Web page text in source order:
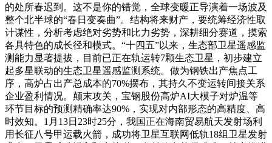
的处所春迟到。这不是你的错觉，全球变暖正导演着一场波及
整个北半球的“春日变奏曲”。结构将来财产，要统筹经济性取
计谋性，分析考虑绝对劣势和比力劣势，深耕细分赛道，摸索
各具特色的成长径和模式。“十四五”以来，生态部卫星遥感监
测能力显著提拔，目前已正在轨运转7颗生态卫星，初步建立
起多星联动的生态卫星遥感监测系统。做为钢铁出产焦点工
序，高炉占出产总成本的70%摆布，其持久不变运转间接关系
企业盈利情况。颠末攻关，宝钢股份高炉AI大模子对炉温等
环节目标的预测精确率达90%，实现对内部形态的高精度、高
时效知。1月13日23时25分，我国正在海南贸易航天发射场利
用长征八号甲运载火箭，成功将卫星互联网低轨18组卫星发射